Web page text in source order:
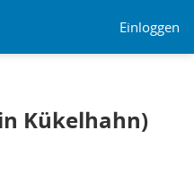
Einloggen
Kükelhahn)